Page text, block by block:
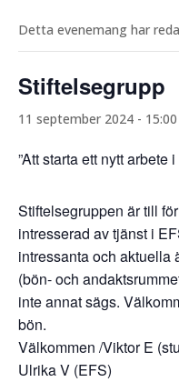
Detta evenemang har
Stiftelsegrupp
11 september 2024 - 15:00
”Att starta ett nytt arbete
Stiftelsegruppen är till
intresserad av tjänst i
intressanta och aktuella
(bön- och
inte annat sägs.
bön.
Välkommen /Viktor E
Ulrika V (EFS)